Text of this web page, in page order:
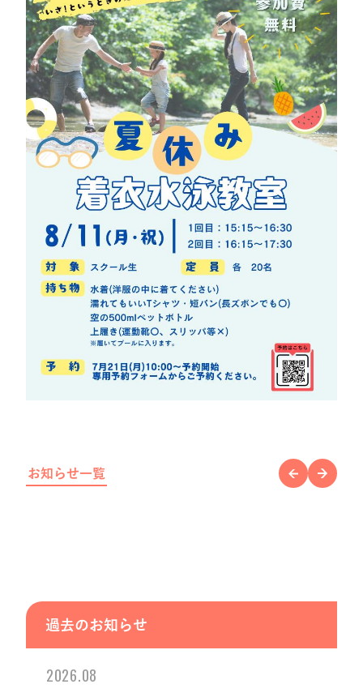
お知らせ一覧
過去のお知らせ
2026.08